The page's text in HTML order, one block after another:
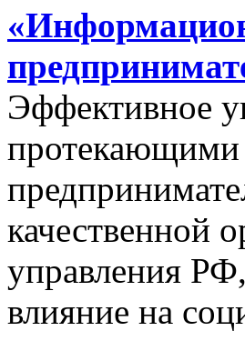
Эффективное
протекающими
качественной
управления
влияние на